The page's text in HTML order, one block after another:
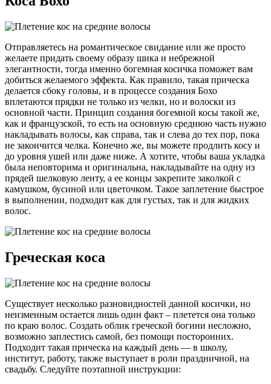
Отправляетесь на романтическое свидание или же просто
желаете придать своему образу шика и небрежной
элегантности, тогда именно богемная косичка поможет вам
добиться желаемого эффекта. Как правило, такая прическа
делается сбоку головы, и в процессе создания Бохо
вплетаются прядки не только из челки, но и волоски из
основной части. Принцип создания богемной косы такой же,
как и французской, то есть на основную среднюю часть нужно
накладывать волосы, как справа, так и слева до тех пор, пока
не закончится челка. Конечно же, вы можете продлить косу и
до уровня ушей или даже ниже. А хотите, чтобы ваша укладка
была неповторима и оригинальна, накладывайте на одну из
прядей шелковую ленту, а ее концы закрепите заколкой с
камушком, бусиной или цветочком. Такое заплетение быстрое
в выполнении, подходит как для густых, так и для жидких
волос.
Греческая коса
Существует несколько разновидностей данной косички, но
неизменным остается лишь один факт – плетется она только
по краю волос. Создать облик греческой богини несложно,
возможно заплестись самой, без помощи посторонних.
Подходит такая прическа на каждый день — в школу,
институт, работу, также выступает в роли праздничной, на
свадьбу. Следуйте поэтапной инструкции: